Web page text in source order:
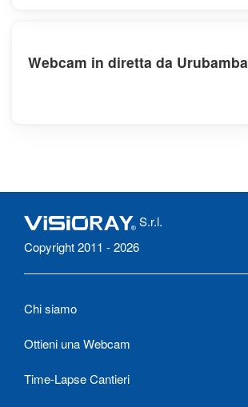
Webcam in diretta da Urubamba
S.r.l.
Copyright 2011 - 2026
Chi siamo
Ottieni una Webcam
Time-Lapse Cantieri